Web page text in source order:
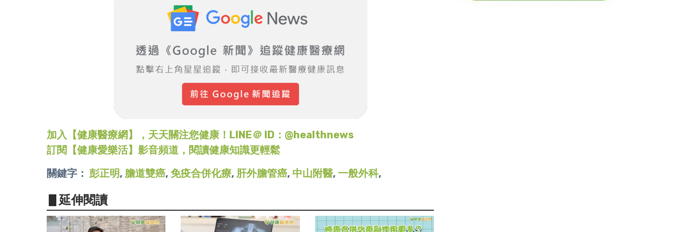
加入【健康醫療網】，天天關注您健康！LINE＠ ID：@healthnews
訂閱【健康愛樂活】影音頻道，閱讀健康知識更輕鬆
關鍵字： 彭正明, 膽道雙癌, 免疫合併化療, 肝外膽管癌, 中山附醫, 一般外科,
▋延伸閱讀